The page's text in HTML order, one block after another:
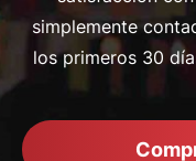
simplemente
los primeros 30